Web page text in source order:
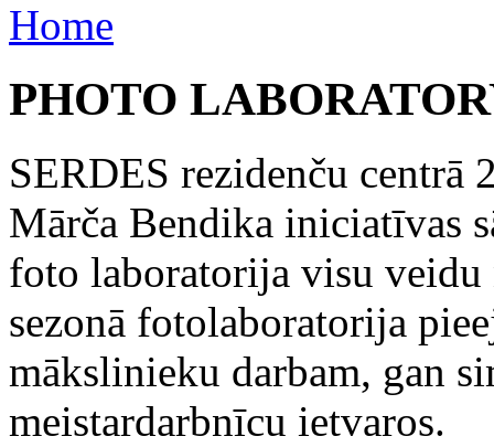
Home
PHOTO
SERDES rezidenču centrā
Mārča Bendika iniciatīvas
foto laboratorija visu veidu
sezonā fotolaboratorija
mākslinieku darbam, gan
meistardarbnīcu ietvaros.